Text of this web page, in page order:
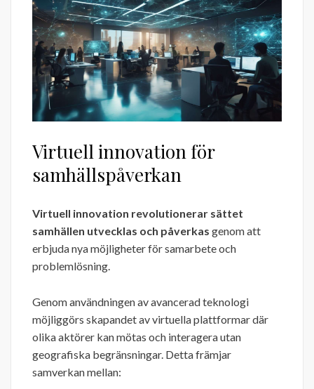
Virtuell innovation för
samhällspåverkan
Virtuell innovation revolutionerar sättet
samhällen utvecklas och påverkas genom att
erbjuda nya möjligheter för samarbete och
problemlösning.
Genom användningen av avancerad teknologi
möjliggörs skapandet av virtuella plattformar där
olika aktörer kan mötas och interagera utan
geografiska begränsningar. Detta främjar
samverkan mellan: